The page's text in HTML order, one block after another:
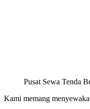
Pusat Sewa Tenda
Kami memang